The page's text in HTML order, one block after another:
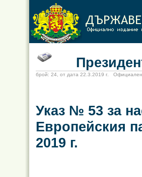
Президент
брой: 24, от дата 22.3.2019 г.
Указ № 53 за
Европейския
2019 г.